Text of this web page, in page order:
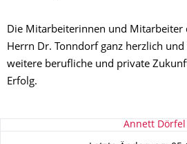
Die Mitarbeiterinnen und Mitarbeiter
Herrn Dr. Tonndorf ganz herzlich
weitere berufliche und private
Erfolg.
Zu dieser Seite Annett Dörfel